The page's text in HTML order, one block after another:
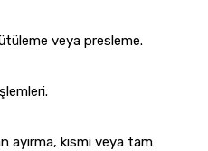
veya presleme.
ayırma, kısmi veya tam